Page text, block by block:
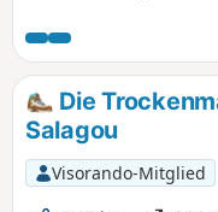
Die
Salagou
Visorando-Mitglied